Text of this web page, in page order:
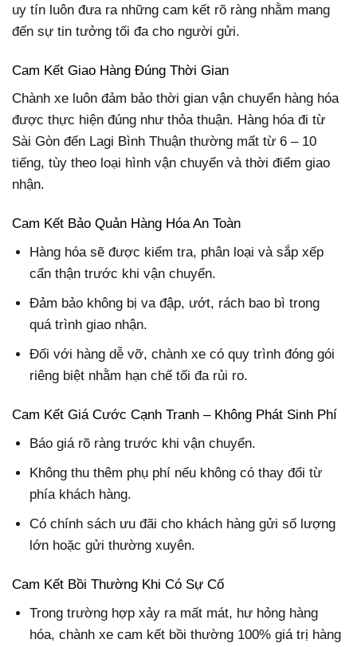
uy tín luôn đưa ra những cam kết rõ ràng nhằm mang
đến sự tin tưởng tối đa cho người gửi.
Cam Kết Giao Hàng Đúng Thời Gian
Chành xe luôn đảm bảo thời gian vận chuyển hàng hóa
được thực hiện đúng như thỏa thuận. Hàng hóa đi từ
Sài Gòn đến Lagi Bình Thuận thường mất từ 6 – 10
tiếng, tùy theo loại hình vận chuyển và thời điểm giao
nhận.
Cam Kết Bảo Quản Hàng Hóa An Toàn
Hàng hóa sẽ được kiểm tra, phân loại và sắp xếp
cẩn thận trước khi vận chuyển.
Đảm bảo không bị va đập, ướt, rách bao bì trong
quá trình giao nhận.
Đối với hàng dễ vỡ, chành xe có quy trình đóng gói
riêng biệt nhằm hạn chế tối đa rủi ro.
Cam Kết Giá Cước Cạnh Tranh – Không Phát Sinh Phí
Báo giá rõ ràng trước khi vận chuyển.
Không thu thêm phụ phí nếu không có thay đổi từ
phía khách hàng.
Có chính sách ưu đãi cho khách hàng gửi số lượng
lớn hoặc gửi thường xuyên.
Cam Kết Bồi Thường Khi Có Sự Cố
Trong trường hợp xảy ra mất mát, hư hỏng hàng
hóa, chành xe cam kết bồi thường 100% giá trị hàng